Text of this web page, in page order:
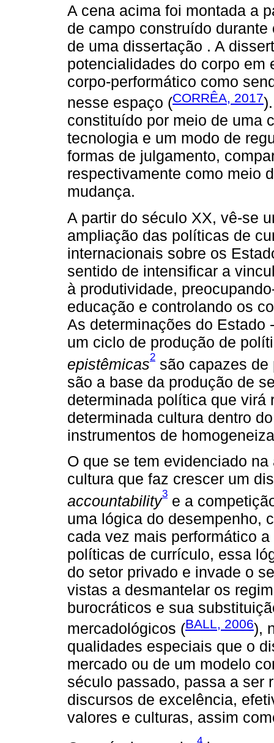
A cena acima foi montada a
de campo construído
de uma dissertação . A
potencialidades do corpo em
corpo-performático como
nesse espaço (CORRÊA, 2017
constituído por meio de uma
tecnologia e um modo de
formas de julgamento,
respectivamente como meio
mudança.
A partir do século XX, vê-se
ampliação das políticas de
internacionais sobre os
sentido de intensificar a
à produtividade,
educação e controlando os
As determinações do Estado
um ciclo de produção de
epistêmicas2 são capazes de
são a base da produção de
determinada política que virá
determinada cultura dentro
instrumentos de
O que se tem evidenciado
cultura que faz crescer um
accountability3 e a
uma lógica do desempenho,
cada vez mais performático
políticas de currículo, essa
do setor privado e invade o
vistas a desmantelar os
burocráticos e sua
mercadológicos (BALL, 2006),
qualidades especiais que o
mercado ou de um modelo
século passado, passa a ser
discursos de excelência,
valores e culturas, assim